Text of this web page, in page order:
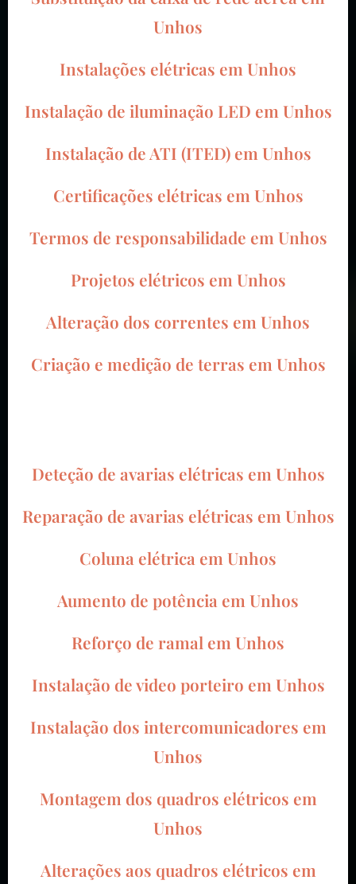
Unhos
Instalações elétricas em Unhos
Instalação de iluminação LED em Unhos
Instalação de ATI (ITED) em Unhos
Certificações elétricas em Unhos
Termos de responsabilidade em Unhos
Projetos elétricos em Unhos
Alteração dos correntes em Unhos
Criação e medição de terras em Unhos
Deteção de avarias elétricas em Unhos
Reparação de avarias elétricas em Unhos
Coluna elétrica em Unhos
Aumento de potência em Unhos
Reforço de ramal em Unhos
Instalação de video porteiro em Unhos
Instalação dos intercomunicadores em
Unhos
Montagem dos quadros elétricos em
Unhos
Alterações aos quadros elétricos em